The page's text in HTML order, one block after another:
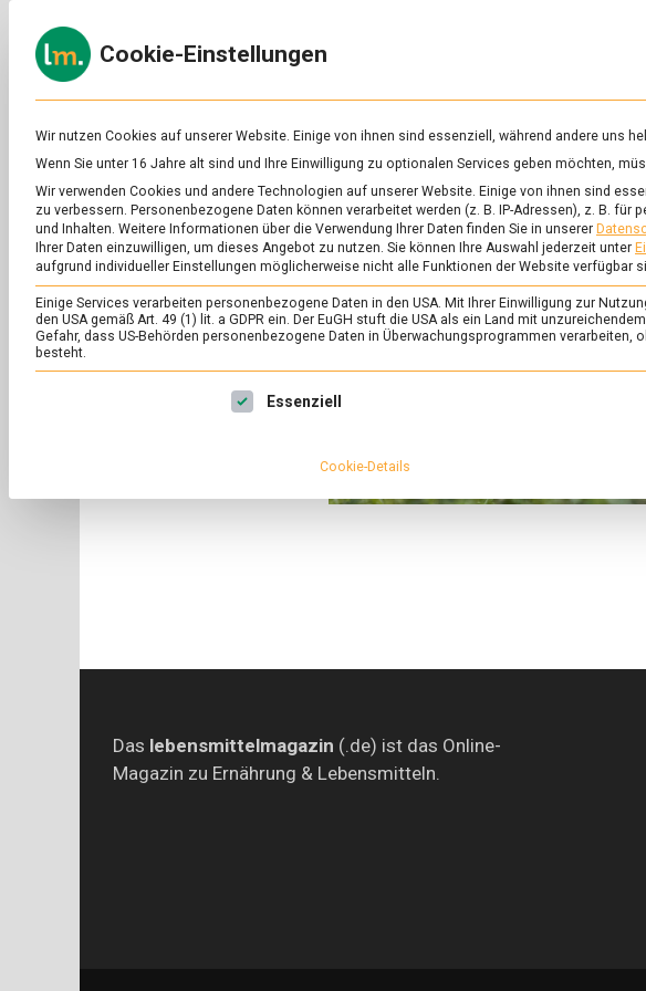
to
content
zu
&
Ernährung
SCHLAGWORT: FLEISCHWIRTSCHAFT
Das lebensmittelmagazin (.de) ist das Online-
Magazin zu Ernährung & Lebensmitteln.
Cookie-Einstellungen
Wir nutzen Cookies auf unserer Website. Einige von ihnen sind essenziell, während andere uns
Wenn Sie unter 16 Jahre alt sind und Ihre Einwilligung zu optionalen Services geben möchten,
Wir verwenden Cookies und andere Technologien auf unserer Website. Einige von ihnen sind
zu verbessern. Personenbezogene Daten können verarbeitet werden (z. B. IP-Adressen), z. B.
und Inhalten. Weitere Informationen über die Verwendung Ihrer Daten finden Sie in unserer
Ihrer Daten einzuwilligen, um dieses Angebot zu nutzen. Sie können Ihre Auswahl jederzeit unter
aufgrund individueller Einstellungen möglicherweise nicht alle Funktionen der Website verfügbar
Einige Services verarbeiten personenbezogene Daten in den USA. Mit Ihrer Einwilligung zur
den USA gemäß Art. 49 (1) lit. a GDPR ein. Der EuGH stuft die USA als ein Land mit
Gefahr, dass US-Behörden personenbezogene Daten in Überwachungsprogrammen
besteht.
Es folgt eine Liste der Service-Gruppen, für die eine Einwilligung erteilt
Essenziell
Cookie-Details